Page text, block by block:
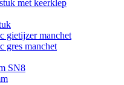
met keerklep
gietijzer manchet
gres manchet
SN8